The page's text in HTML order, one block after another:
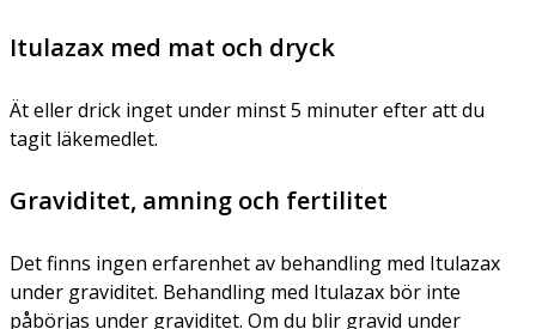
Itulazax med mat och dryck
Ät eller drick inget under minst 5 minuter efter att du
tagit läkemedlet.
Graviditet, amning och fertilitet
Det finns ingen erfarenhet av behandling med Itulazax
under graviditet. Behandling med Itulazax bör inte
påbörjas under graviditet. Om du blir gravid under